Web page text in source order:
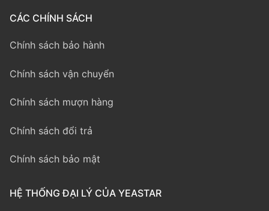
CÁC CHÍNH SÁCH
Chính sách bảo hành
Chính sách vận chuyển
Chính sách mượn hàng
Chính sách đổi trả
Chính sách bảo mật
HỆ THỐNG ĐẠI LÝ CỦA YEASTAR